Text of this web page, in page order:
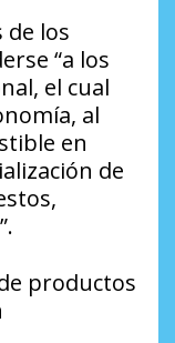
de los
“a los
el cual
al
en
de
productos